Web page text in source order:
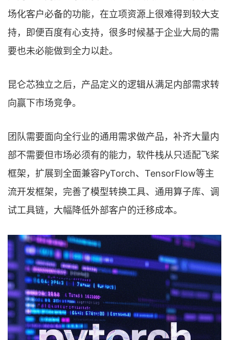
场化客户必备的功能，在立项资源上很难得到较大支
持，即便百度有心支持，很多时候基于企业大局的需
要也未必能做到全力以赴。
昆仑芯独立之后，产品定义的逻辑从满足内部需求转
向赢下市场竞争。
团队需要面向全行业的通用需求做产品，补齐大量内
部不需要但市场必须有的能力，软件栈从只适配飞桨
框架，扩展到全面兼容PyTorch、TensorFlow等主
流开发框架，完善了模型转换工具、通用算子库、调
试工具链，大幅降低外部客户的迁移成本。